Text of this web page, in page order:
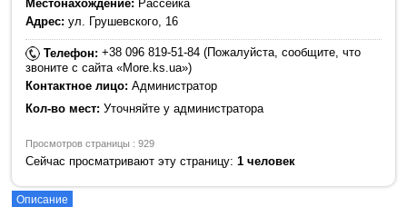
Местонахождение: Рассейка
Адрес: ул. Грушевского, 16
Телефон:+38 096 819-51-84 (Пожалуйста, сообщите, что
звоните с сайта «More.ks.ua»)
Контактное лицо: Администратор
Кол-во мест: Уточняйте у администратора
Просмотров страницы : 929
Сейчас просматривают эту страницу:1 человек
Описание